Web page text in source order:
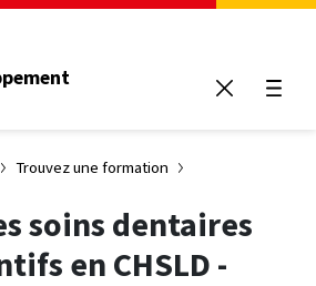
Trouvez une formation
soins dentaires
en CHSLD -